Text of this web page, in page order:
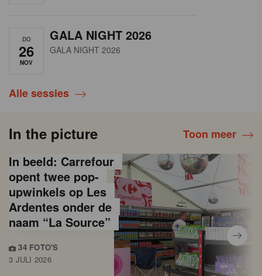
DO
26
NOV
GALA NIGHT 2026
GALA NIGHT 2026
Alle sessies
In the picture Toon meer
In beeld: Carrefour
opent twee pop-
upwinkels op Les
Ardentes onder de
naam “La Source”
34 FOTO'S
3 JULI 2026